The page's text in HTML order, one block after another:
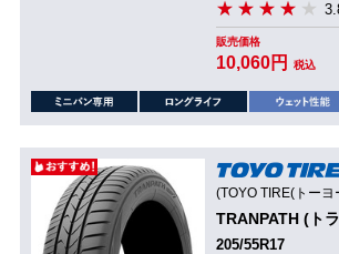
販売価格
10,060円 税込
(TOYO TIRE(トーヨ
TRANPATH (ト
205/55R17